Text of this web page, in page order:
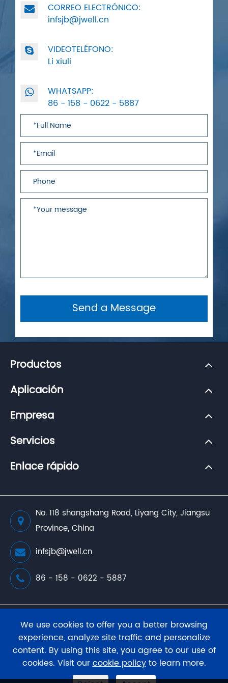
CORREO ELECTRÓNICO:
infsjb@jwell.cn
VIDEOTELÉFONO:
Li xiuli
WHATSAPP:
86 - 158 - 0622 - 5887
Send a Message
Productos
Aplicación
Empresa
Servicios
Enlace rápido
No. 118 shangshang Road, Liyang City, Jiangsu
Province, China
infsjb@jwell.cn
86 - 158 - 0622 - 5887
Copyright (JWELL Extrusion Machinery Co., Ltd.
Todos los derechos reservados.
Mapa del sitio web Política de privacidad
We use cookies to offer you a better browsing
experience, analyze site traffic and personalize
content. By using this site, you agree to our use of
cookies. Visit ourcookie policyto learn more.